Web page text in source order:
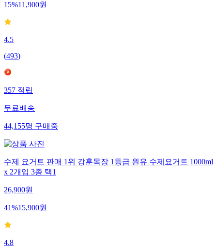
15%11,900원
4.5
(493)
357 적립
무료배송
44,155명 구매중
수제 요거트 판매 1위 강훈목장 1등급 원유 수제요거트 1000ml
x 2개입 3종 택1
26,900원
41%15,900원
4.8